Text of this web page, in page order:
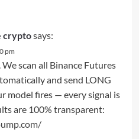
cryptosays:
pm
scan all Binance Futures
and send LONG
model fires — every signal is
are 100% transparent: